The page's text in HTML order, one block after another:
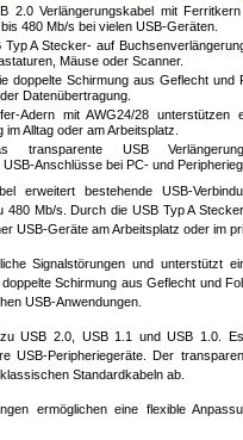
2.0 Verlängerungskabel mit
480 Mb/s bei vielen USB-Geräten.
Typ A Stecker- auf
Mäuse oder Scanner.
doppelte Schirmung aus Geflecht und
Datenübertragung.
Adern mit AWG24/28 unterstützen
Alltag oder am Arbeitsplatz.
transparente USB
Anschlüsse bei PC- und
erweitert bestehende USB-
Mb/s. Durch die USB Typ A
USB-Geräte am Arbeitsplatz oder im
Signalstörungen und unterstützt
Schirmung aus Geflecht und
USB-Anwendungen.
USB 2.0, USB 1.1 und USB 1.0.
USB-Peripheriegeräte. Der
Standardkabeln ab.
ermöglichen eine flexible